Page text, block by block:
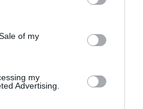
and its third-party tags to
purposes in below Google
of my
my
Advertising.
egyik legismertebb
zöldséges